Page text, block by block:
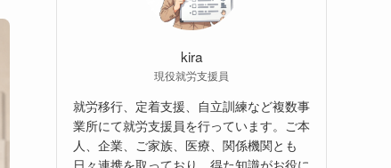
kira
現役就労支援員
就労移行、定着支援、自立訓練など複数事
業所にて就労支援員を行っています。ご本
人、企業、ご家族、医療、関係機関とも
日々連携を取っており、得た知識がお役に